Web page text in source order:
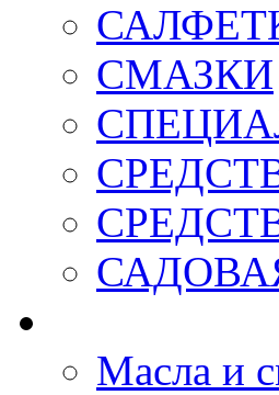
СМАЗКИ
Масла и